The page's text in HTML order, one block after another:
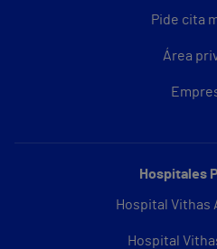
Pide cita
Área
Hospitales
Hospital Vithas
Hospital